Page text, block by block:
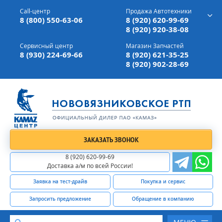
г. Вязники,ул. Механизаторов, д 90
Доставка а/м,по всей России
Call-центр
8 (800) 550-63-06
Продажа Автотехники
8 (920) 620-99-69
8 (920) 920-38-08
Сервисный центр
8 (930) 224-69-66
Магазин Запчастей
8 (920) 621-35-25
8 (920) 902-28-69
ЗАКАЗАТЬ ЗВОНОК
8 (920) 620-99-69
Доставка а/м по всей России!
Заявка на тест-драйв Покупка и сервис
Запросить предложение Обращение в компанию